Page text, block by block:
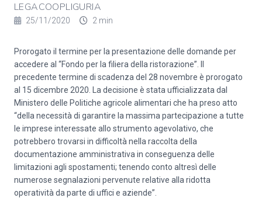
LEGACOOPLIGURIA
25/11/2020 2 min
Prorogato il termine per la presentazione delle domande per
accedere al “Fondo per la filiera della ristorazione”. Il
precedente termine di scadenza del 28 novembre è prorogato
al 15 dicembre 2020. La decisione è stata ufficializzata dal
Ministero delle Politiche agricole alimentari che ha preso atto
“della necessità di garantire la massima partecipazione a tutte
le imprese interessate allo strumento agevolativo, che
potrebbero trovarsi in difficoltà nella raccolta della
documentazione amministrativa in conseguenza delle
limitazioni agli spostamenti; tenendo conto altresì delle
numerose segnalazioni pervenute relative alla ridotta
operatività da parte di uffici e aziende”.